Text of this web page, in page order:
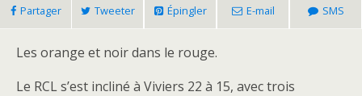
Partager Tweeter Épingler E-mail SMS
Les orange et noir dans le rouge.
Le RCL s’est incliné à Viviers 22 à 15, avec trois